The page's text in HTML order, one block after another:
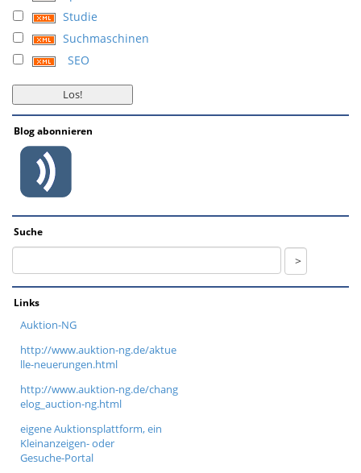
Studie
Suchmaschinen
SEO
Blog abonnieren
Suche
Links
Auktion-NG
http://www.auktion-ng.de/aktue
lle-neuerungen.html
http://www.auktion-ng.de/chang
elog_auction-ng.html
eigene Auktionsplattform, ein
Kleinanzeigen- oder
Gesuche-Portal